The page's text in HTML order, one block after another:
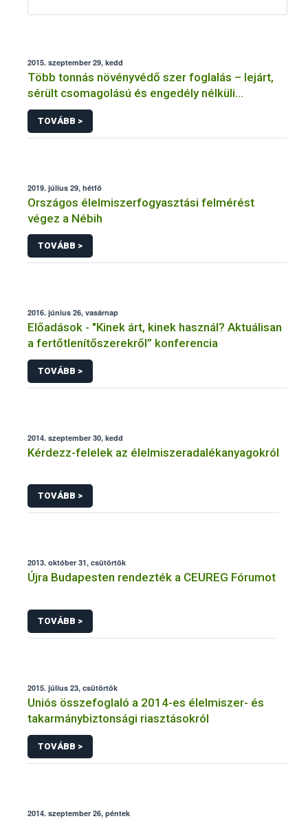
2015. szeptember 29, kedd
Több tonnás növényvédő szer foglalás – lejárt,
sérült csomagolású és engedély nélküli
termékek is akadtak
TOVÁBB >
2019. július 29, hétfő
Országos élelmiszerfogyasztási felmérést
végez a Nébih
TOVÁBB >
2016. június 26, vasárnap
Előadások - "Kinek árt, kinek használ? Aktuálisan
a fertőtlenítőszerekről” konferencia
TOVÁBB >
2014. szeptember 30, kedd
Kérdezz-felelek az élelmiszeradalékanyagokról
TOVÁBB >
2013. október 31, csütörtök
Újra Budapesten rendezték a CEUREG Fórumot
TOVÁBB >
2015. július 23, csütörtök
Uniós összefoglaló a 2014-es élelmiszer- és
takarmánybiztonsági riasztásokról
TOVÁBB >
2014. szeptember 26, péntek